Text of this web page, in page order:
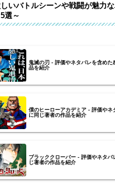
いバトルシーンや戦闘が魅力
選～
鬼滅の刃 - 評価やネタバレを含め
品を紹介
僕のヒーローアカデミア - 評価や
に同じ著者の作品を紹介
ブラッククローバー - 評価やネタバ
じ著者の作品を紹介